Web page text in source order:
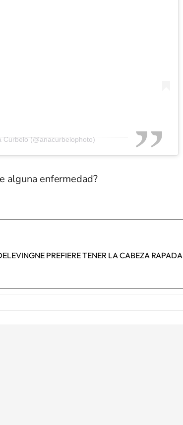
Curbelo (@anacurbelophoto)
alguna enfermedad?
PREFIERE TENER LA CABEZA RAPADA